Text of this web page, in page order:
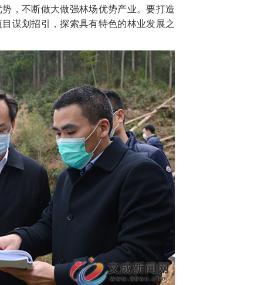
，不断做大做强林场优势产业。要打造
谋划招引，探索具有特色的林业发展之